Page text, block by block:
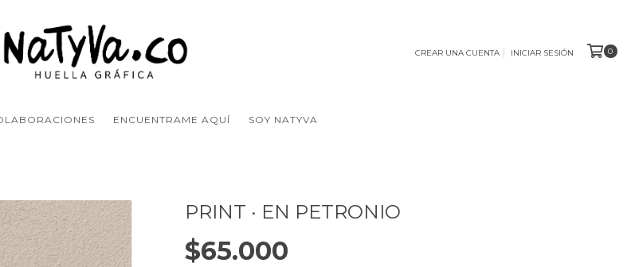
CREAR UNA CUENTA INICIAR SESIÓN 0
ENCUENTRAME AQUÍ SOY NATYVA
PRINT · EN PETRONIO
$65.000